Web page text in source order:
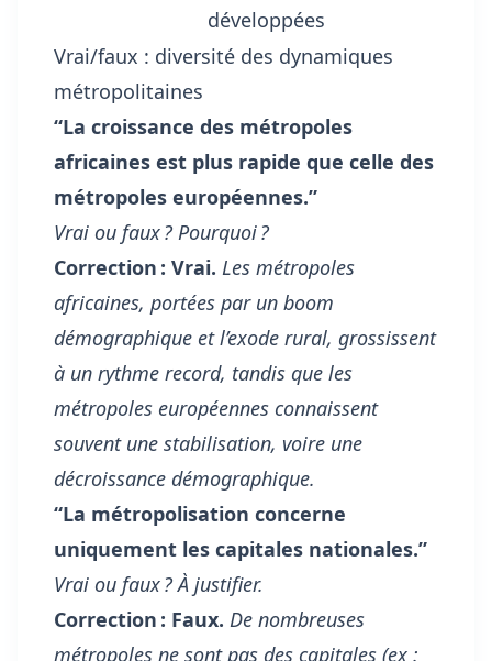
développées
Vrai/faux : diversité des dynamiques
métropolitaines
“La croissance des métropoles
africaines est plus rapide que celle des
métropoles européennes.”
Vrai ou faux ? Pourquoi ?
Correction : Vrai. Les métropoles
africaines, portées par un boom
démographique et l’exode rural, grossissent
à un rythme record, tandis que les
métropoles européennes connaissent
souvent une stabilisation, voire une
décroissance démographique.
“La métropolisation concerne
uniquement les capitales nationales.”
Vrai ou faux ? À justifier.
Correction : Faux. De nombreuses
métropoles ne sont pas des capitales (ex :